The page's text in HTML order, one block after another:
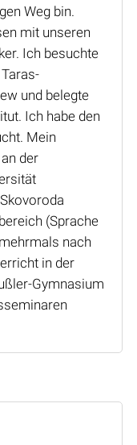
Weg bin.
mit unseren
Ich besuchte
und belegte
Ich habe den
Mein
der
(Sprache
nach
in der
Gymnasium